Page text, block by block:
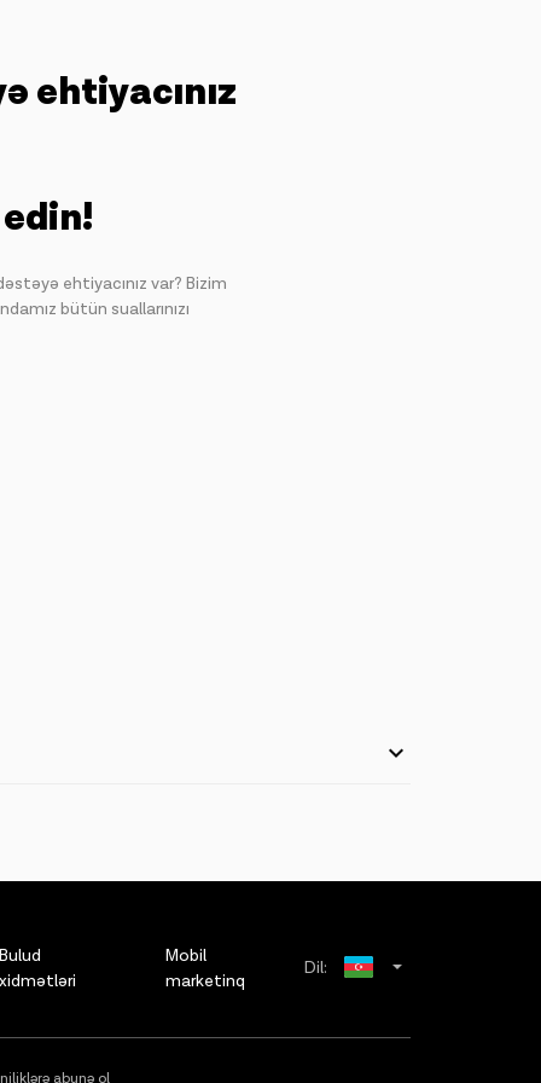
ehtiyacınız
ehtiyacınız var? Bizim
bütün suallarınızı
üçün istifadə edilməsi halların da) o cümlədən
Bulud
xidmətləri
Mobil
marketinq
Dil:
abunə ol